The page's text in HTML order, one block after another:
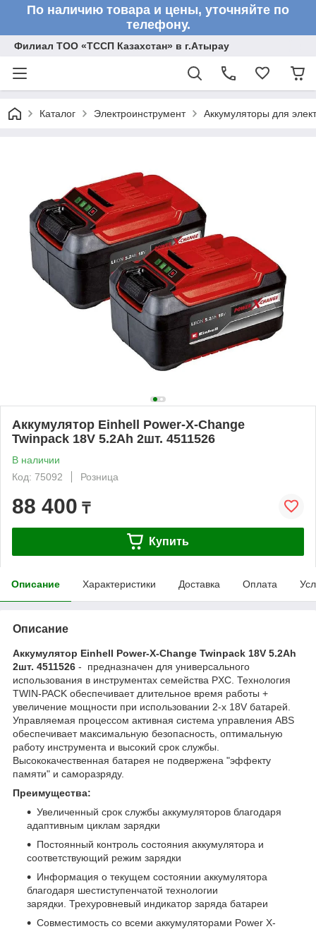
По наличию товара и цены, уточняйте по
телефону.
Филиал ТОО «ТССП Казахстан» в г.Атырау
Каталог Электроинструмент Аккумуляторы для
Аккумулятор Einhell Power-X-Change
Twinpack 18V 5.2Ah 2шт. 4511526
В наличии
Код: 75092
Розница
88 400 ₸
Купить
Описание Характеристики Доставка Оплата
Описание
Аккумулятор Einhell Power-X-Change Twinpack 18V 5.2Ah
2шт. 4511526 - предназначен для универсального
использования в инструментах семейства PXC. Технология
TWIN-PACK обеспечивает длительное время работы +
увеличение мощности при использовании 2-х 18V батарей.
Управляемая процессом активная система управления АBS
обеспечивает максимальную безопасность, оптимальную
работу инструмента и высокий срок службы.
Высококачественная батарея не подвержена "эффекту
памяти" и саморазряду.
Преимущества:
Увеличенный срок службы аккумуляторов благодаря
адаптивным циклам зарядки
Постоянный контроль состояния аккумулятора и
соответствующий режим зарядки
Информация о текущем состоянии аккумулятора
благодаря шестиступенчатой технологии
зарядки. Трехуровневый индикатор заряда батареи
Совместимость со всеми аккумуляторами Power X-